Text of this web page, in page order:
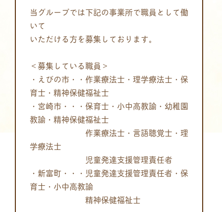
当グループでは下記の事業所で職員として働
いて
いただける方を募集しております。
＜募集している職員＞
・えびの市・・作業療法士・理学療法士・保
育士・精神保健福祉士
・宮崎市・・・保育士・小中高教諭・幼稚園
教諭・精神保健福祉士
作業療法士・言語聴覚士・理
学療法士
児童発達支援管理責任者
・新富町・・・児童発達支援管理責任者・保
育士・小中高教諭
精神保健福祉士